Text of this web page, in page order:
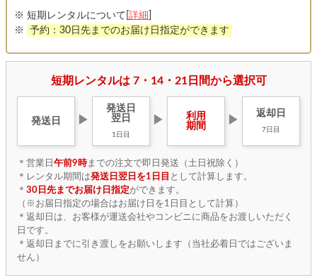
※ 短期レンタルについて[ 詳細
※
予約：30日先までのお届け日指定ができます
短期レンタルは 7・14・21日間から選択可
発送日 ▶
発送日
翌日
1日目
▶
利用
期間
▶
返却日
7日目
＊営業日 午前9時までの注文で即日発送（土日祝除く）
＊レンタル期間は発送日翌日を1日目 として計算します。
＊ 30日先までお届け日指定ができます。
（※お届日指定の場合はお届け日を1日目として計算）
＊返却日は、お客様が運送会社やコンビニに商品をお渡しいただく
日です。
＊返却日までに引き渡しをお願いします（当社必着日ではございま
せん）